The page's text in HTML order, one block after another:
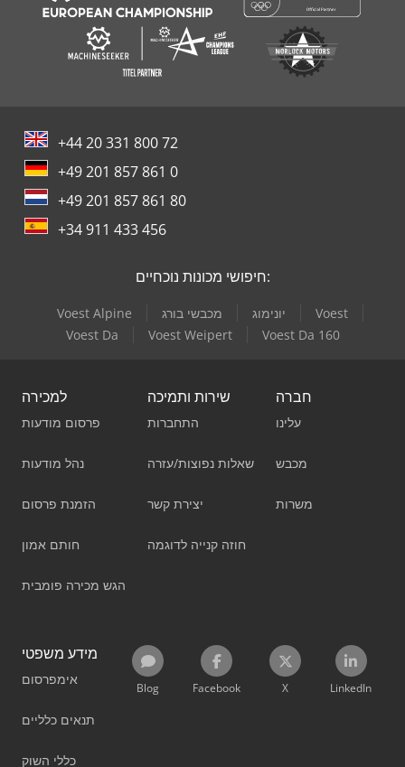
+44 20 331 800 72
+49 201 857 861 0
+49 201 857 861 80
+34 911 433 456
חיפושי מכונות נוכחיים:
Voest Alpine מכבשי בורג יונימוג
Voest
Voest Da
Voest Weipert Voest Da 160
למכירה
פרסום מודעות
נהל מודעות
הזמנת פרסום
חותם אמון
הגש מכירה פומבית
שירות ותמיכה
התחברות
שאלות נפוצות/עזרה
יצירת קשר
חוזה קנייה לדוגמה
חברה
עלינו
מכבש
משרות
מידע משפטי
אימפרסום
תנאים כלליים
כללי השוק
Blog Facebook X LinkedIn